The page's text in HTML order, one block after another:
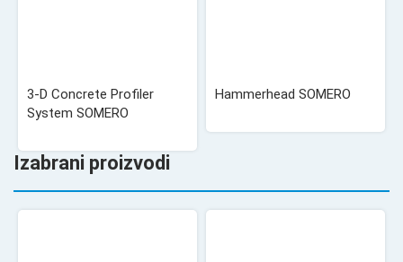
3-D Concrete Profiler
System SOMERO
Hammerhead SOMERO
Izabrani proizvodi